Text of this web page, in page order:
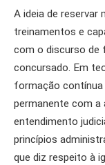
A ideia de reservar
treinamentos e
com o discurso de
concursado. Em
formação contínua
permanente com a
entendimento
princípios
que diz respeito à